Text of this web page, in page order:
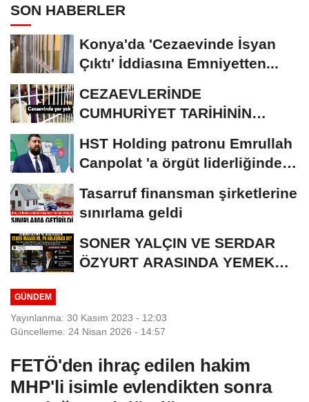
SON HABERLER
Konya'da 'Cezaevinde İsyan
Çıktı' İddiasına Emniyetten...
CEZAEVLERİNDE
CUMHURİYET TARİHİNİN
KİŞİ...
HST Holding patronu Emrullah
Canpolat 'a örgüt liderliğinden
Tasarruf finansman şirketlerine
sınırlama geldi
SONER YALÇIN VE SERDAR
ÖZYURT ARASINDA YEMEK
GÜNDEM
Yayınlanma: 30 Kasım 2023 - 12:03
Güncelleme: 24 Nisan 2026 - 14:57
FETÖ'den ihraç edilen hakim
MHP'li isimle evlendikten sonra